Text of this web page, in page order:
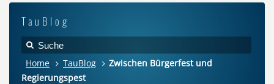
TauBlog
Home TauBlog
Zwischen Bürgerfest und
Regierungspest